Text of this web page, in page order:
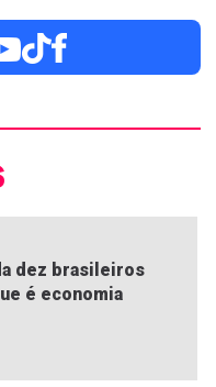
dez brasileiros
é economia